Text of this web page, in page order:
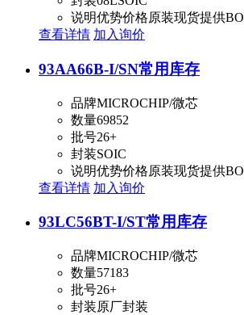
说明优势价格原装现货提供
查看详情 加入询价
93AA66B-I/SN常用库存
品牌MICROCHIP/微芯
数量69852
批号26+
封装SOIC
说明优势价格原装现货提供
查看详情 加入询价
93LC56BT-I/ST常用库存
品牌MICROCHIP/微芯
数量57183
批号26+
封装原厂封装